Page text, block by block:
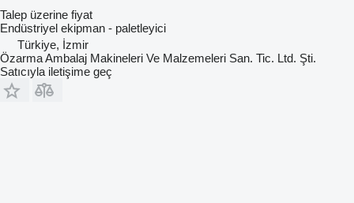
Talep üzerine fiyat
Endüstriyel ekipman - paletleyici
Türkiye, İzmir
Özarma Ambalaj Makineleri Ve Malzemeleri San. Tic. Ltd. Şti.
Satıcıyla iletişime geç